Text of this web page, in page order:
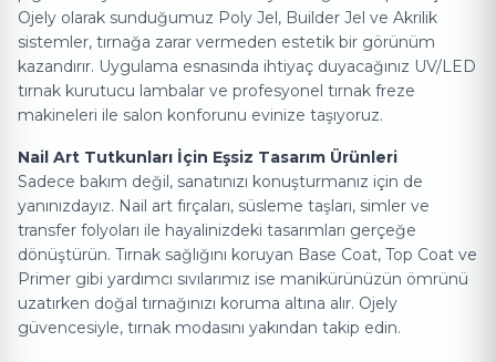
Ojely olarak sunduğumuz Poly Jel, Builder Jel ve Akrilik
sistemler, tırnağa zarar vermeden estetik bir görünüm
kazandırır. Uygulama esnasında ihtiyaç duyacağınız UV/LED
tırnak kurutucu lambalar ve profesyonel tırnak freze
makineleri ile salon konforunu evinize taşıyoruz.
Nail Art Ürünleri
Nail Art Tutkunları İçin Eşsiz Tasarım Ürünleri
Sadece bakım değil, sanatınızı konuşturmanız için de
yanınızdayız. Nail art fırçaları, süsleme taşları, simler ve
transfer folyoları ile hayalinizdeki tasarımları gerçeğe
dönüştürün. Tırnak sağlığını koruyan Base Coat, Top Coat ve
Primer gibi yardımcı sıvılarımız ise manikürünüzün ömrünü
uzatırken doğal tırnağınızı koruma altına alır. Ojely
güvencesiyle, tırnak modasını yakından takip edin.